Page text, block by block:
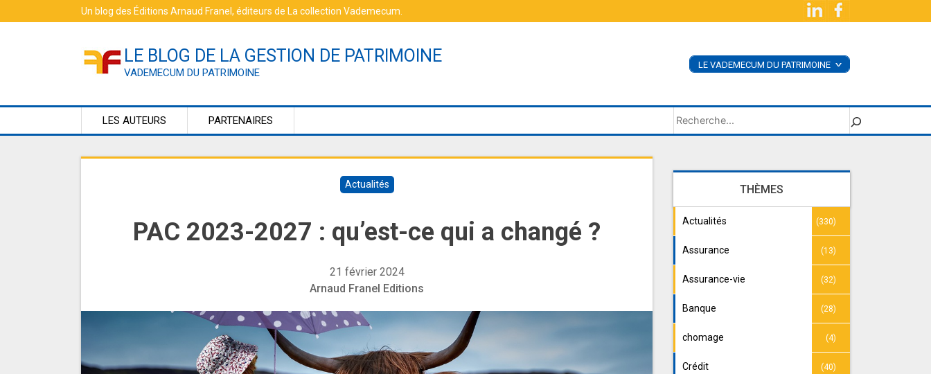
to
Un blog des Éditions Arnaud Franel, éditeurs de La collection Vademecum
LE BLOG DE LA GESTION DE PATRIMOINE
VADEMECUM DU PATRIMOINE
LE VADEMECUM DU PATRIMOINE <
LES AUTEURS PARTENAIRES Rechercher
Actualités
PAC 2023-2027 : qu’est-ce qui a changé ?
21 février 2024
Arnaud Franel Editions
THÈMES
Actualités (330)
Assurance (13)
Assurance-vie (32)
Banque (28)
chomage (4)
Crédit (40)